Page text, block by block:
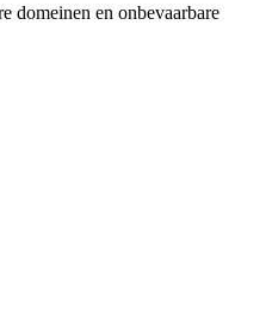
domeinen en onbevaarbare